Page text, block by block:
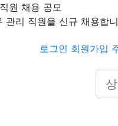
원 채용 공모
관리 직원을 신규 채용합
로그인 회원가입